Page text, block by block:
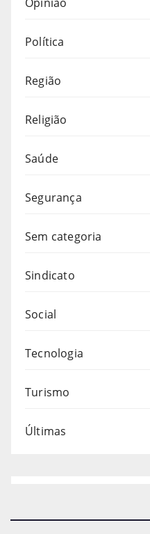
Política
Região
Religião
Saúde
Segurança
Sem categoria
Sindicato
Social
Tecnologia
Turismo
Últimas